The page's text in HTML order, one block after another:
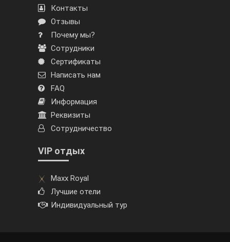
Контакты
Отзывы
Почему мы?
Сотрудники
Сертификаты
Написать нам
FAQ
Информация
Реквизиты
Сотрудничество
VIP отдых
Maxx Royal
Лучшие отели
Индивидуальный тур